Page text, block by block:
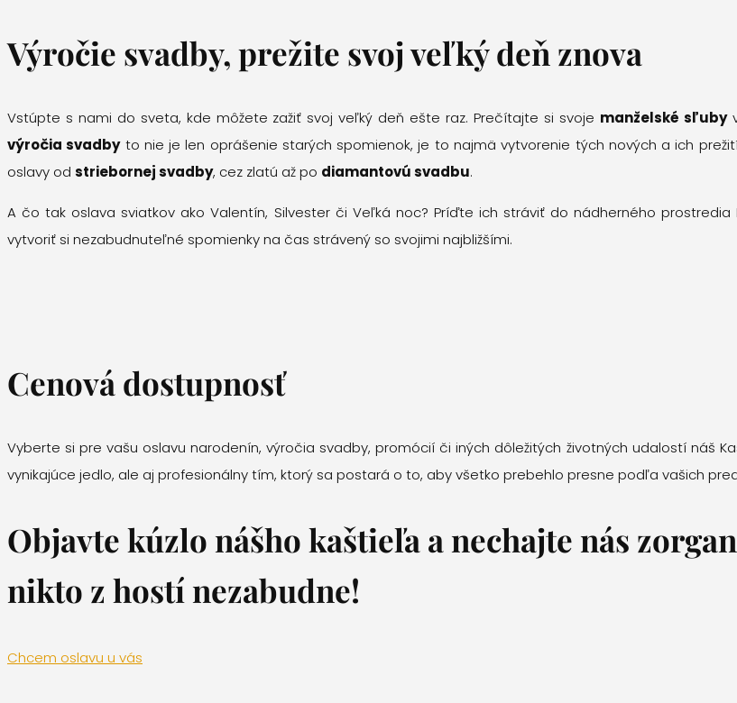
Výročie svadby, prežite svoj veľký deň znova
Vstúpte s nami do sveta, kde môžete zažiť svoj veľký deň ešte raz. Prečítajte si svoje manželské sľuby
výročia svadbyto nie je len oprášenie starých spomienok, je to najmä vytvorenie tých nových a ich
oslavy od striebornej svadby, cez zlatú až po diamantovú svadbu.
A čo tak oslava sviatkov ako Valentín, Silvester či Veľká noc? Príďte ich stráviť do nádherného
vytvoriť si nezabudnuteľné spomienky na čas strávený so svojimi najbližšími.
Cenová dostupnosť
Vyberte si pre vašu oslavu narodenín, výročia svadby, promócií či iných dôležitých životných udalostí náš
vynikajúce jedlo, ale aj profesionálny tím, ktorý sa postará o to, aby všetko prebehlo presne podľa vašich
Objavte kúzlo nášho kaštieľa a nechajte nás
nikto z hostí nezabudne!
Chcem oslavu u vás